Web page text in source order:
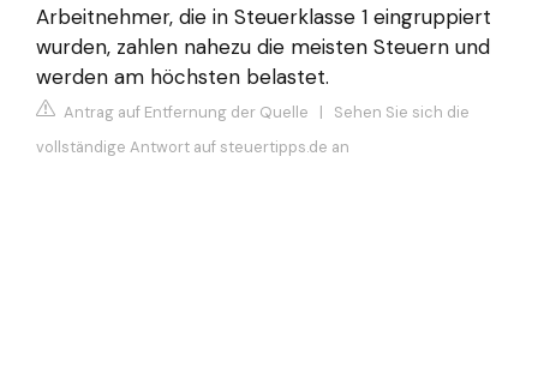
Arbeitnehmer, die in Steuerklasse 1 eingruppiert
wurden, zahlen nahezu die meisten Steuern und
werden am höchsten belastet.
Antrag auf Entfernung der Quelle | Sehen Sie sich die
vollständige Antwort auf steuertipps.de an